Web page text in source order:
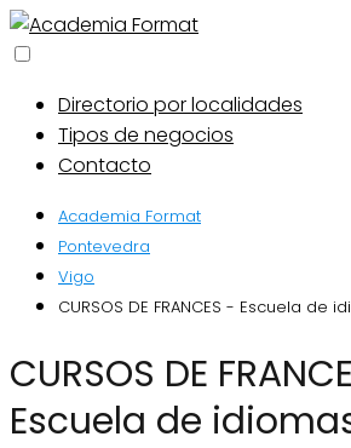
Directorio por localidades
Tipos de negocios
Contacto
Academia Format
Pontevedra
Vigo
CURSOS DE FRANCES - Escuela de
CURSOS DE FRANCES -
Escuela de